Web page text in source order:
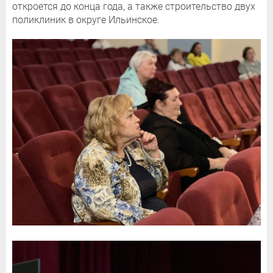
откроется до конца года, а также строительство двух
поликлиник в округе Ильинское.